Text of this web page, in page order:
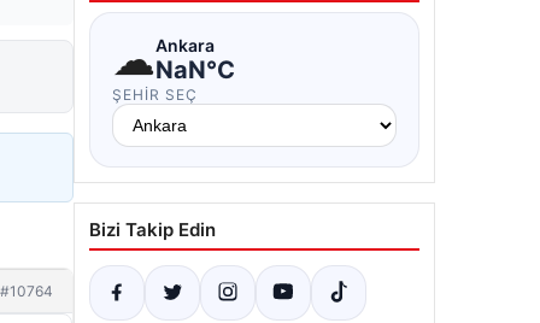
#10764
☁Ankara
NaN°C
ŞEHIR SEÇ
Bizi Takip Edin